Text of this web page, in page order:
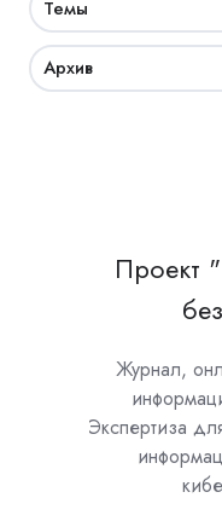
Темы
Архив
Проект
Журнал,
Экспертиза